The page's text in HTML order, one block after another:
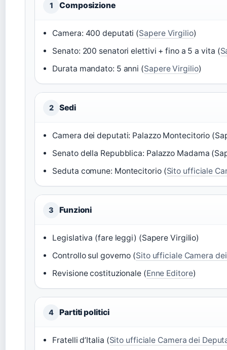
1 Composizione
Camera: 400 deputati (Sapere Virgilio)
Senato: 200 senatori elettivi + fino a 5 a vita (
Durata mandato: 5 anni (Sapere Virgilio)
2 Sedi
Camera dei deputati: Palazzo Montecitorio
Senato della Repubblica: Palazzo Madama
Seduta comune: Montecitorio (Sito ufficiale
3 Funzioni
Legislativa (fare leggi) (Sapere Virgilio)
Controllo sul governo (Sito ufficiale Camera
Revisione costituzionale (Enne Editore)
4 Partiti politici
Fratelli d’Italia (Sito ufficiale Camera dei